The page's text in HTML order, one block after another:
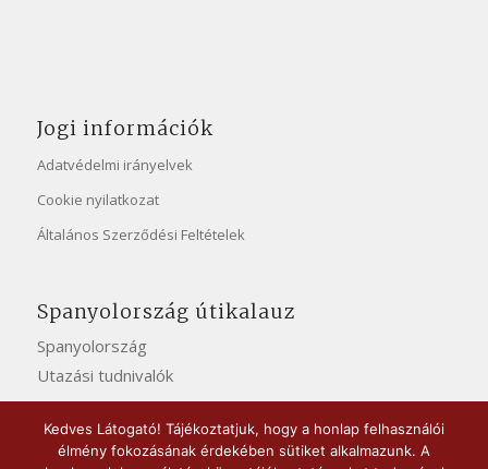
Jogi információk
Adatvédelmi irányelvek
Cookie nyilatkozat
Általános Szerződési Feltételek
Spanyolország útikalauz
Spanyolország
Utazási tudnivalók
Kedves Látogató! Tájékoztatjuk, hogy a honlap felhasználói
élmény fokozásának érdekében sütiket alkalmazunk. A